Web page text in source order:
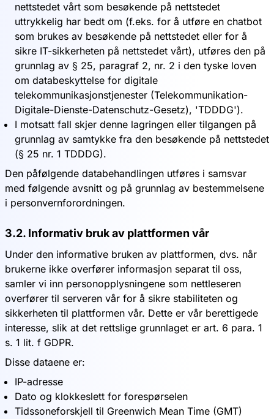
nettstedet vårt som besøkende på nettstedet
uttrykkelig har bedt om (f.eks. for å utføre en chatbot
som brukes av besøkende på nettstedet eller for å
sikre IT-sikkerheten på nettstedet vårt), utføres den på
grunnlag av § 25, paragraf 2, nr. 2 i den tyske loven
om databeskyttelse for digitale
telekommunikasjonstjenester (Telekommunikation-
Digitale-Dienste-Datenschutz-Gesetz), 'TDDDG').
I motsatt fall skjer denne lagringen eller tilgangen på
grunnlag av samtykke fra den besøkende på nettstedet
(§ 25 nr. 1 TDDDG).
Den påfølgende databehandlingen utføres i samsvar
med følgende avsnitt og på grunnlag av bestemmelsene
i personvernforordningen.
3.2. Informativ bruk av plattformen vår
Under den informative bruken av plattformen, dvs. når
brukerne ikke overfører informasjon separat til oss,
samler vi inn personopplysningene som nettleseren
overfører til serveren vår for å sikre stabiliteten og
sikkerheten til plattformen vår. Dette er vår berettigede
interesse, slik at det rettslige grunnlaget er art. 6 para. 1
s. 1 lit. f GDPR.
Disse dataene er:
IP-adresse
Dato og klokkeslett for forespørselen
Tidssoneforskjell til Greenwich Mean Time (GMT)